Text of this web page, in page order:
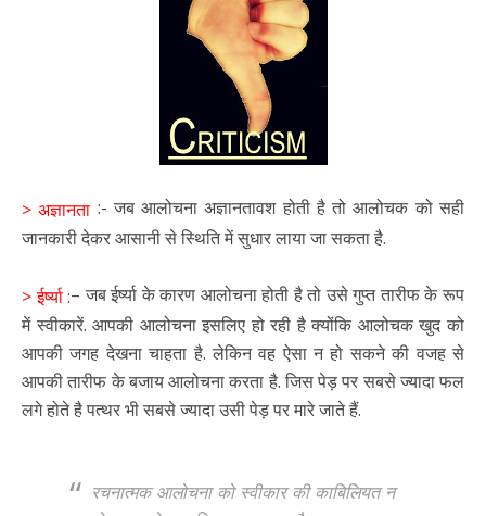
> अज्ञानता :- जब आलोचना अज्ञानतावश होती है तो आलोचक को सही
जानकारी देकर आसानी से स्थिति में सुधार लाया जा सकता है.
> ईर्ष्या :– जब ईर्ष्या के कारण आलोचना होती है तो उसे गुप्त तारीफ के रूप
में स्वीकारें. आपकी आलोचना इसलिए हो रही है क्योंकि आलोचक खुद को
आपकी जगह देखना चाहता है. लेकिन वह ऐसा न हो सकने की वजह से
आपकी तारीफ के बजाय आलोचना करता है. जिस पेड़ पर सबसे ज्यादा फल
लगे होते है पत्थर भी सबसे ज्यादा उसी पेड़ पर मारे जाते हैं.
रचनात्मक आलोचना को स्वीकार की काबिलियत न